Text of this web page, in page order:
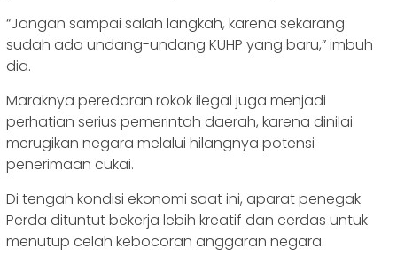
“Jangan sampai salah langkah, karena sekarang
sudah ada undang-undang KUHP yang baru,” imbuh
dia.
Maraknya peredaran rokok ilegal juga menjadi
perhatian serius pemerintah daerah, karena dinilai
merugikan negara melalui hilangnya potensi
penerimaan cukai.
Di tengah kondisi ekonomi saat ini, aparat penegak
Perda dituntut bekerja lebih kreatif dan cerdas untuk
menutup celah kebocoran anggaran negara.